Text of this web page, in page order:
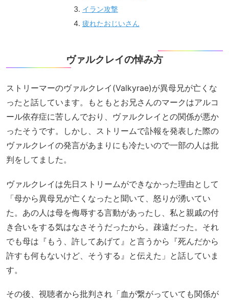
イラン攻撃
疲れたおじいさん
ヴァルクレイの悼み方
ストリーマーのヴァルクレイ(Valkyrae)が異母兄が亡くな
ったと話しています。もともとお兄さんのマークはアルコ
ール依存症に苦しんでおり、ヴァルクレイとの関係が悪か
ったそうです。しかし、ストリームで訃報を発表した際の
ヴァルクレイの発言があまりにも冷たいので一部の人は批
判をしてました。
ヴァルクレイは先日ストリームができなかった理由として
「母から異母兄が亡くなったと聞いて、怒りが湧いてい
た。あの人は母を侮辱する言動があったし、私と親戚の付
き合いをする気はなさそうだったから。疎遠だった。それ
でも母は『もう、許してあげて』と言うから『死んだから
許すも何もないけど、そうする』と伝えた」と話していま
す。
その後、視聴者から批判され「血が繋がっていても関係が